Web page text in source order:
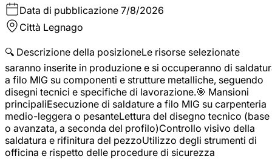
Data di pubblicazione 7/8/2026
Città Legnago
🔍 Descrizione della posizioneLe risorse selezionate
saranno inserite in produzione e si occuperanno di
a filo MIG su componenti e strutture metalliche, seguendo
disegni tecnici e specifiche di lavorazione.🎯 Mansioni
principaliEsecuzione di saldature a filo MIG su carpenteria
medio-leggera o pesanteLettura del disegno tecnico (base
o avanzata, a seconda del profilo)Controllo visivo della
saldatura e rifinitura del pezzoUtilizzo degli strumenti di
officina e rispetto delle procedure di sicurezza